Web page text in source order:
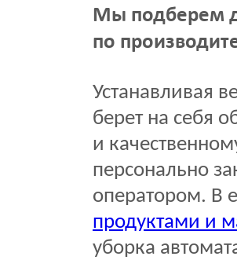
Мы подберем
по
Устанавливая
берет на себя
и
персонально
оператором. В
продуктами и
уборка